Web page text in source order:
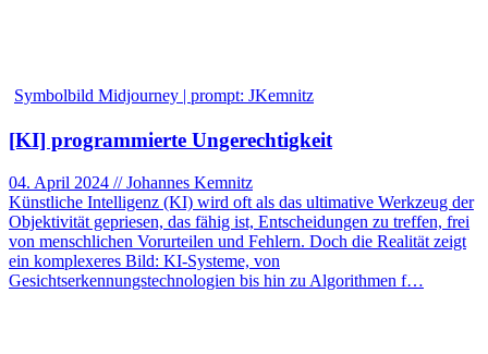
Symbolbild Midjourney | prompt: JKemnitz
[KI] programmierte Ungerechtigkeit
04. April 2024 // Johannes Kemnitz
Künstliche Intelligenz (KI) wird oft als das ultimative Werkzeug der
Objektivität gepriesen, das fähig ist, Entscheidungen zu treffen, frei
von menschlichen Vorurteilen und Fehlern. Doch die Realität zeigt
ein komplexeres Bild: KI-Systeme, von
Gesichtserkennungstechnologien bis hin zu Algorithmen f…